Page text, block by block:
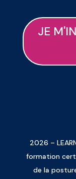
JE
2026 –
formation
de la